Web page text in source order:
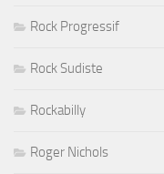
Rock Progressif
Rock Sudiste
Rockabilly
Roger Nichols